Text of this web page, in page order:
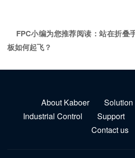
FPC小编为您推荐阅读：站在折叠
板如何起飞？
About Kaboer Solution
Industrial Control
Support
Contact us